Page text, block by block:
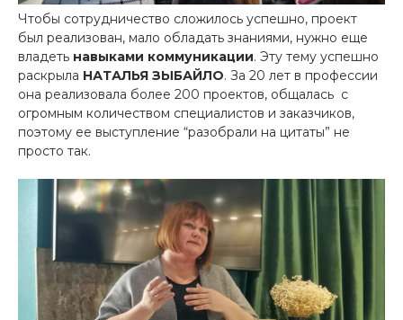
Чтобы сотрудничество сложилось успешно, проект
был реализован, мало обладать знаниями, нужно еще
владеть навыками коммуникации. Эту тему успешно
раскрыла НАТАЛЬЯ ЗЫБАЙЛО. За 20 лет в профессии
она реализовала более 200 проектов, общалась с
огромным количеством специалистов и заказчиков,
поэтому ее выступление “разобрали на цитаты” не
просто так.